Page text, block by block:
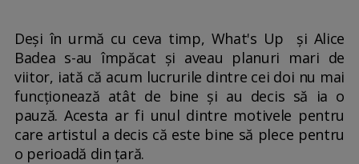
Deși în urmă cu ceva timp, What's Up și Alice
Badea s-au împăcat și aveau planuri mari de
viitor, iată că acum lucrurile dintre cei doi nu mai
funcționează atât de bine și au decis să ia o
pauză. Acesta ar fi unul dintre motivele pentru
care artistul a decis că este bine să plece pentru
o perioadă din țară.